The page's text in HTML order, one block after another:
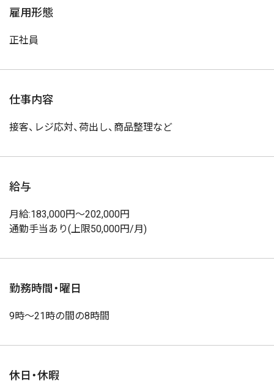
雇用形態
正社員
仕事内容
接客、レジ応対、荷出し、商品整理など
給与
月給:183,000円～202,000円
通勤手当あり(上限50,000円/月)
勤務時間・曜日
9時～21時の間の8時間
休日・休暇